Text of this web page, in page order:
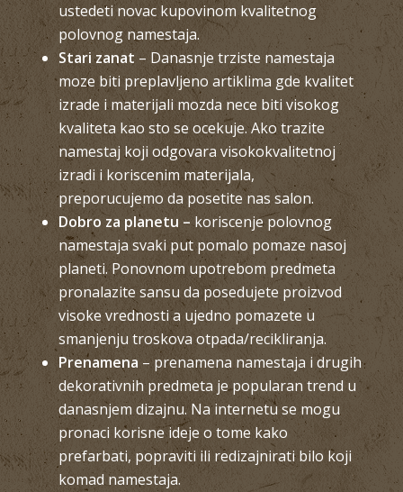
ustedeti novac kupovinom kvalitetnog
polovnog namestaja.
Stari zanat – Danasnje trziste namestaja
moze biti preplavljeno artiklima gde kvalitet
izrade i materijali mozda nece biti visokog
kvaliteta kao sto se ocekuje. Ako trazite
namestaj koji odgovara visokokvalitetnoj
izradi i koriscenim materijala,
preporucujemo da posetite nas salon.
Dobro za planetu –koriscenje polovnog
namestaja svaki put pomalo pomaze nasoj
planeti. Ponovnom upotrebom predmeta
pronalazite sansu da posedujete proizvod
visoke vrednosti a ujedno pomazete u
smanjenju troskova otpada/recikliranja.
Prenamena – prenamena namestaja i drugih
dekorativnih predmeta je popularan trend u
danasnjem dizajnu. Na internetu se mogu
pronaci korisne ideje o tome kako
prefarbati, popraviti ili redizajnirati bilo koji
komad namestaja.